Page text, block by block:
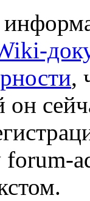
,
он
forum-